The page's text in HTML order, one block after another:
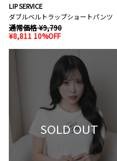
LIP SERVICE
ダブルベルトラップショートパンツ
通常価格 ¥9,790
¥8,811 10%OFF
SOLD OUT